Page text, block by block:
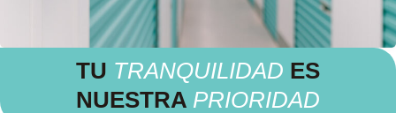
TU TRANQUILIDAD ES
NUESTRA PRIORIDAD